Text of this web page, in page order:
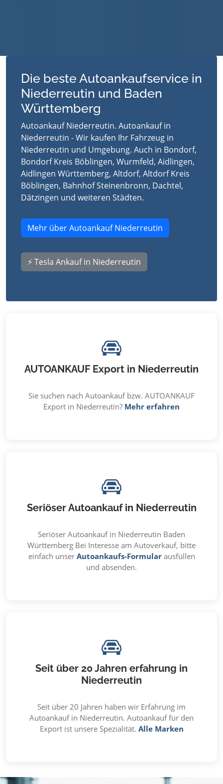
Die beste Autoankaufservice in
Niederreutin und Baden
Württemberg
Autoankauf Niederreutin. Autoankauf in
Niederreutin - Wir kaufen Ihr Fahrzeug in
Niederreutin und Umgebung. Auch in Bondorf,
Bondorf Kreis Böblingen, Wurmfeld, Aidlingen,
Aidlingen Württemberg, Altdorf, Altdorf Kreis
Böblingen, Bahnhof Steinenbronn, Dachtel,
Dätzingen und weiteren Städten.
Mehr über Autoankauf Niederreutin
⚡ Tesla Ankauf in Niederreutin
AUTOANKAUF Export in Niederreutin
Sie suchen nach Autoankauf bzw. AUTOANKAUF
Export in Niederreutin? Mehr erfahren
Seriöser Autoankauf in Niederreutin
Seriöser Autoankauf in Niederreutin Baden
Württemberg Bei Interesse am Autoverkauf, bitte
einfach unser Autoankaufs-Formularausfüllen
und absenden.
Seit über 20 Jahren erfahrung in
Niederreutin
Seit über 20 Jahren haben wir Erfahrung im
Autoankauf in Niederreutin. Autoankauf für den
Export ist unsere Spezialität. Alle Marken